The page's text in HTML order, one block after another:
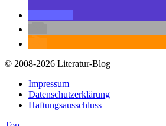
© 2008-2026 Literatur-Blog
Impressum
Datenschutzerklärung
Haftungsausschluss